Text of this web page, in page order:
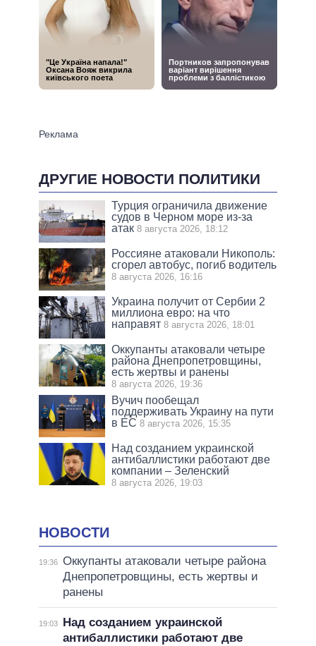
ДРУГИЕ НОВОСТИ ПОЛИТИКИ
Турция ограничила движение
судов в Черном море из-за
атак 8 августа 2026, 18:12
Россияне атаковали Никополь:
сгорел автобус, погиб водитель
8 августа 2026, 16:16
Украина получит от Сербии 2
миллиона евро: на что
направят 8 августа 2026, 18:01
Оккупанты атаковали четыре
района Днепропетровщины,
есть жертвы и ранены
8 августа 2026, 19:36
Вучич пообещал
поддерживать Украину на пути
в ЕС 8 августа 2026, 15:35
Над созданием украинской
антибаллистики работают две
компании – Зеленский
8 августа 2026, 19:03
НОВОСТИ
19:36 Оккупанты атаковали четыре района
Днепропетровщины, есть жертвы и
ранены
19:03
Над созданием украинской
антибаллистики работают две